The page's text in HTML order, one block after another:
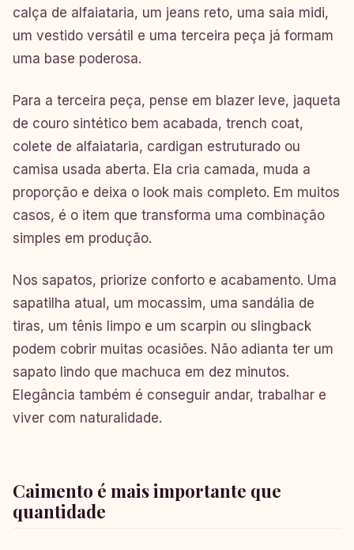
calça de alfaiataria, um jeans reto, uma saia midi,
um vestido versátil e uma terceira peça já formam
uma base poderosa.
Para a terceira peça, pense em blazer leve, jaqueta
de couro sintético bem acabada, trench coat,
colete de alfaiataria, cardigan estruturado ou
camisa usada aberta. Ela cria camada, muda a
proporção e deixa o look mais completo. Em muitos
casos, é o item que transforma uma combinação
simples em produção.
Nos sapatos, priorize conforto e acabamento. Uma
sapatilha atual, um mocassim, uma sandália de
tiras, um tênis limpo e um scarpin ou slingback
podem cobrir muitas ocasiões. Não adianta ter um
sapato lindo que machuca em dez minutos.
Elegância também é conseguir andar, trabalhar e
viver com naturalidade.
Caimento é mais importante que
quantidade